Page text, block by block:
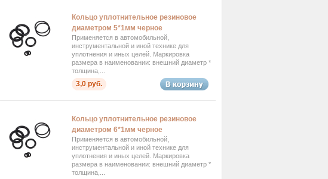
Кольцо уплотнительное резиновое
диаметром 5*1мм черное
Применяется в автомобильной,
инструментальной и иной технике для
уплотнения и иных целей. Маркировка
размера в наименовании: внешний диаметр *
толщина,...
3,0 руб.
Кольцо уплотнительное резиновое
диаметром 6*1мм черное
Применяется в автомобильной,
инструментальной и иной технике для
уплотнения и иных целей. Маркировка
размера в наименовании: внешний диаметр *
толщина,...